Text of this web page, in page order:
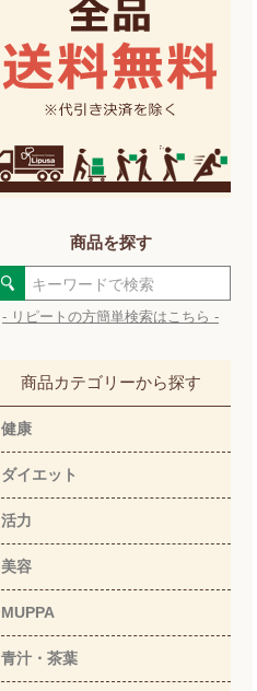
商品を探す
- リピートの方簡単検索はこちら -
商品カテゴリーから探す
健康
ダイエット
活力
美容
MUPPA
青汁・茶葉